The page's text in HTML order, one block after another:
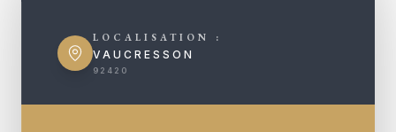
LOCALISATION :
VAUCRESSON
92420